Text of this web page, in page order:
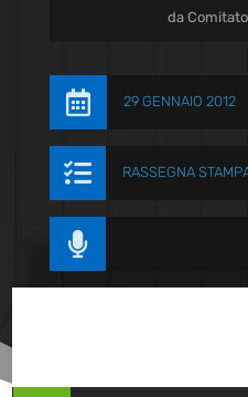
da
 29 GENNAIO 2012
 RASSEGNA
